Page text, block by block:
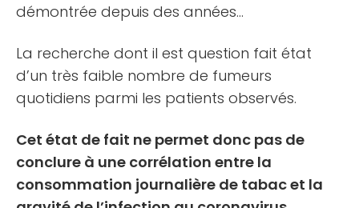
démontrée depuis des années…
La recherche dont il est question fait état
d’un très faible nombre de fumeurs
quotidiens parmi les patients observés.
Cet état de fait ne permet donc pas de
conclure à une corrélation entre la
consommation journalière de tabac et la